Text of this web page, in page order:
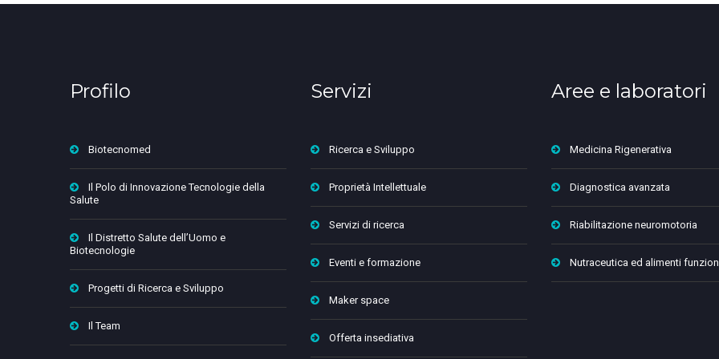
Profilo
Biotecnomed
Il Polo di Innovazione Tecnologie della
Salute
Il Distretto Salute dell’Uomo e
Biotecnologie
Progetti di Ricerca e Sviluppo
Il Team
Servizi
Ricerca e Sviluppo
Proprietà Intellettuale
Servizi di ricerca
Eventi e formazione
Maker space
Offerta insediativa
Aree e laboratori
Medicina Rigenerativa
Diagnostica avanzata
Riabilitazione neuromotoria
Nutraceutica ed alimenti